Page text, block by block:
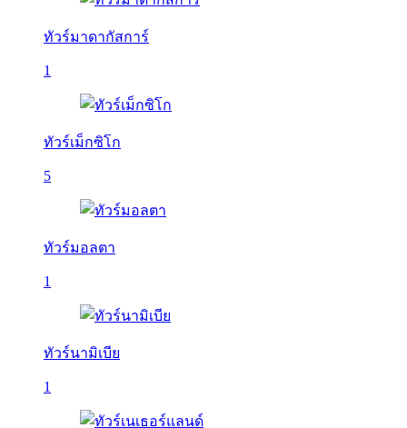
ทัวร์มาดากัสการ์
1
ทัวร์เม็กซิโก
5
ทัวร์มอลตา
1
ทัวร์นามิเบีย
1